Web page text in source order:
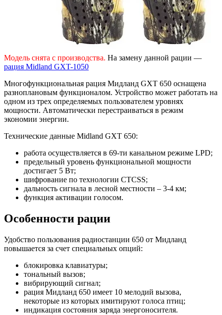
Модель снята с производства. На замену данной рации —
рация Midland GXT-1050
Многофункциональная рация Мидланд GXT 650 оснащена
разноплановым функционалом. Устройство может работать на
одном из трех определяемых пользователем уровнях
мощности. Автоматически перестраиваться в режим
экономии энергии.
Технические данные Midland GXT 650:
работа осуществляется в 69-ти канальном режиме LPD;
предельный уровень функциональной мощности
достигает 5 Вт;
шифрование по технологии CTCSS;
дальность сигнала в лесной местности – 3-4 км;
функция активации голосом.
Особенности рации
Удобство пользования радиостанции 650 от Мидланд
повышается за счет специальных опций:
блокировка клавиатуры;
тональный вызов;
вибрирующий сигнал;
рация Мидланд 650 имеет 10 мелодий вызова,
некоторые из которых имитируют голоса птиц;
индикация состояния заряда энергоносителя.